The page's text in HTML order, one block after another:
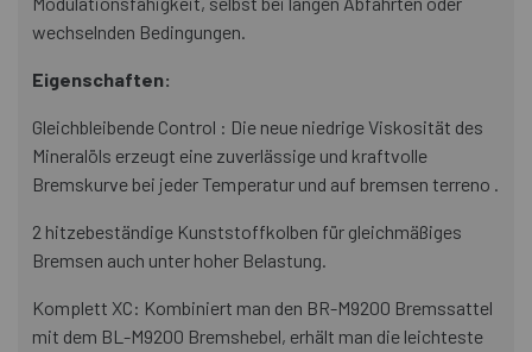
wechselnden Bedingungen.
Eigenschaften:
Gleichbleibende Control : Die neue niedrige Viskosität des
Mineralöls erzeugt eine zuverlässige und kraftvolle
Bremskurve bei jeder Temperatur und auf bremsen terreno .
2 hitzebeständige Kunststoffkolben für gleichmäßiges
Bremsen auch unter hoher Belastung.
Komplett XC: Kombiniert man den BR-M9200 Bremssattel
mit dem BL-M9200 Bremshebel, erhält man die leichteste